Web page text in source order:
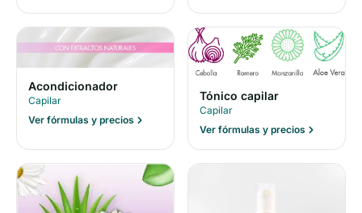
Acondicionador
Capilar
Ver fórmulas y precios
Tónico capilar
Capilar
Ver fórmulas y precios